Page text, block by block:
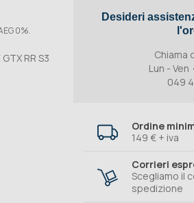
0%.
RR S3
Desideri
Chiama
Lun - Ven
049
Ordine
149 € + iva
Corrieri
Scegliamo il
spedizione